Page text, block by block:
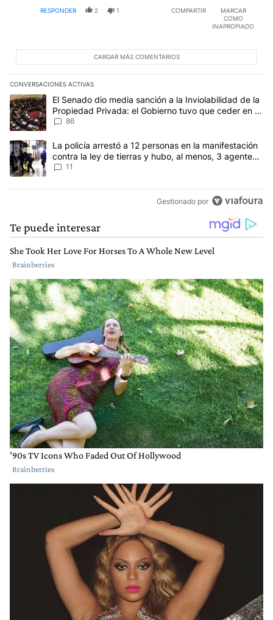
RESPONDER 2 1 COMPARTIR
MARCAR
COMO
INAPROPIADO
CARGAR MÁS COMENTARIOS
CONVERSACIONES ACTIVAS
Este listado muestra los artículos con más comentarios en los
Un artículo de tendencia con el título "El Senado dio media
El Senado dio media sanción a la Inviolabilidad de la
Propiedad Privada: el Gobierno tuvo que ceder en la
Ley del Manejo del Fuego
86
Un artículo de tendencia con el título "La policía arrestó a 12
La policía arrestó a 12 personas en la manifestación
contra la ley de tierras y hubo, al menos, 3 agentes
heridos
11
Gestionado por